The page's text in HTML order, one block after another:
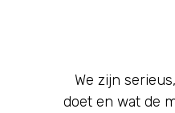
We zijn
doet en wat de